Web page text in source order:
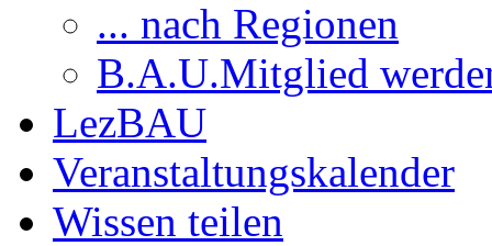
... nach Regionen
B.A.U.Mitglied
LezBAU
Veranstaltungskalender
Wissen teilen